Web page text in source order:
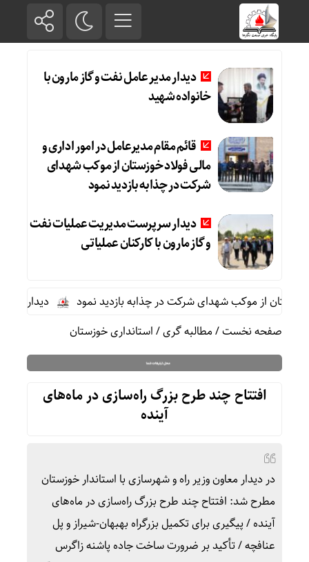
دیدار مدیر عامل نفت و گاز مارون با
خانواده شهید
قائم مقام مدیرعامل در امور اداری و
مالی فولاد خوزستان از موکب شهدای
شرکت در چذابه بازدید نمود
دیدار سرپرست مدیریت عملیات نفت
و گاز مارون با کارکنان عملیاتی
از موکب شهدای شرکت در چذابه بازدید نمود
دیدار
صفحه نخست/مطالبه گری/استانداری خوزستان
افتتاح چند طرح بزرگ راه‌سازی در ماه‌های
آینده
در دیدار معاون وزیر راه و شهرسازی با استاندار خوزستان
مطرح شد: افتتاح چند طرح بزرگ راه‌سازی در ماه‌های
آینده / پیگیری برای تکمیل بزرگراه بهبهان-شیراز و پل
عنافچه / تأکید بر ضرورت ساخت جاده پاشنه زاگرس